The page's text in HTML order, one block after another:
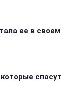
ее в своем
спасут